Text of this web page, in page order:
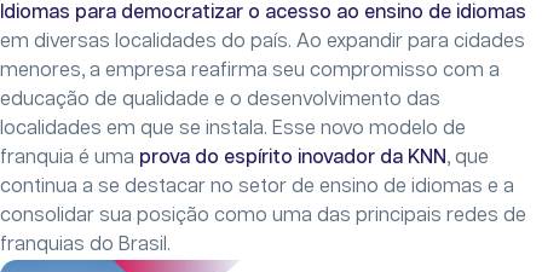
Idiomas para democratizar o acesso ao ensino de idiomas
em diversas localidades do país. Ao expandir para cidades
menores, a empresa reafirma seu compromisso com a
educação de qualidade e o desenvolvimento das
localidades em que se instala. Esse novo modelo de
franquia é uma prova do espírito inovador da KNN, que
continua a se destacar no setor de ensino de idiomas e a
consolidar sua posição como uma das principais redes de
franquias do Brasil.